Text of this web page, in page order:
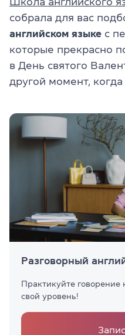
собрала для вас
английском языке с
которые прекрасно
в День святого
другой момент,
Разговорный
Практикуйте
свой уровень!